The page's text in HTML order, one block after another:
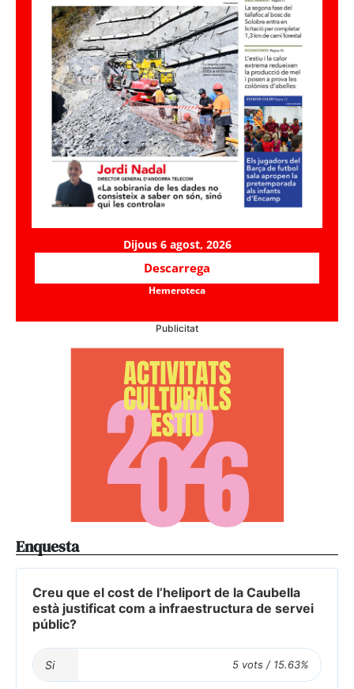
Dijous 6 agost, 2026
Descarrega
Hemeroteca
Publicitat
Enquesta
Creu que el cost de l’heliport de la Caubella
està justificat com a infraestructura de servei
públic?
Si